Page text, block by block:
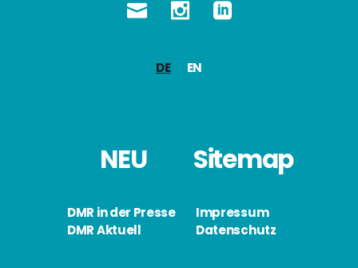
DE EN
NEU
DMR in der Presse
DMR Aktuell
Sitemap
Impressum
Datenschutz